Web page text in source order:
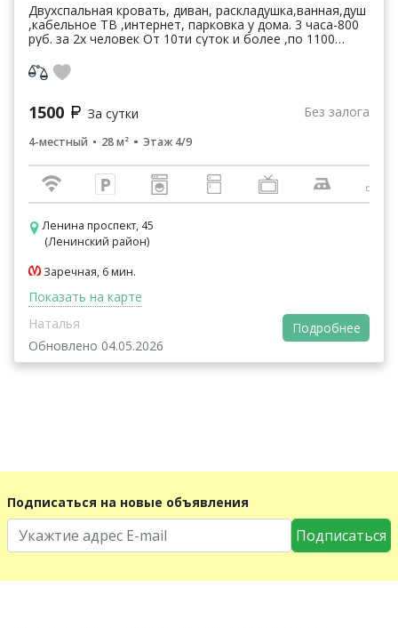
Двухспальная кровать, диван, раскладушка,ванная,душ
,кабельное ТВ ,интернет, парковка у дома. 3 часа-800
руб. за 2х человек От 10ти суток и более ,по 1100
1500 За сутки Без залога
4-местный 28 м² Этаж 4/9
Ленина проспект, 45
(Ленинский район)
Заречная, 6 мин.
Показать на карте
Наталья
Обновлено 04.05.2026
Подробнее
Подписаться на новые объявления
Подписаться